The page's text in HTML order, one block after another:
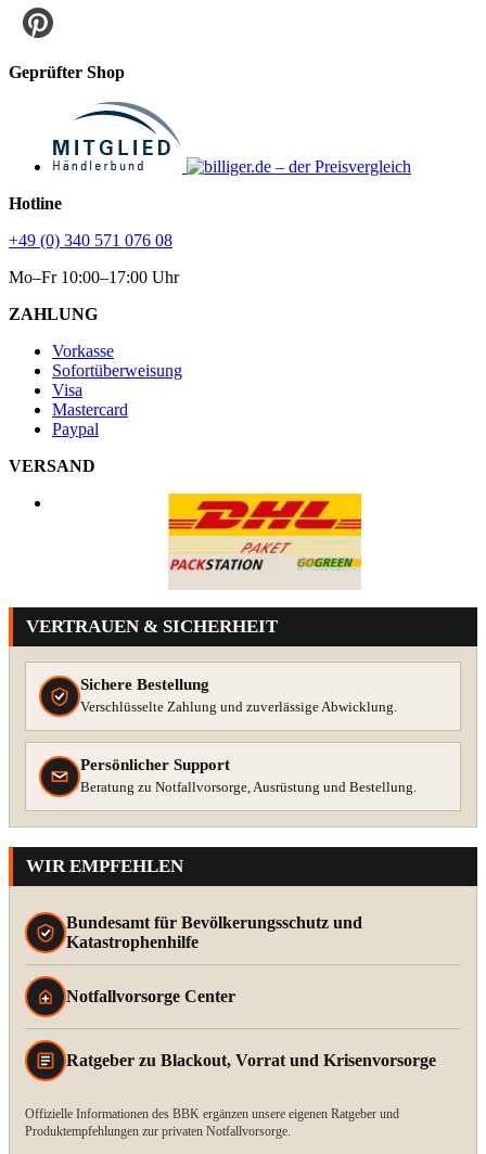
Geprüfter Shop
Hotline
+49 (0) 340 571 076 08
Mo–Fr 10:00–17:00 Uhr
ZAHLUNG
Vorkasse
Sofortüberweisung
Visa
Mastercard
Paypal
VERSAND
VERTRAUEN & SICHERHEIT
Sichere Bestellung
Verschlüsselte Zahlung und zuverlässige Abwicklung.
Persönlicher Support
Beratung zu Notfallvorsorge, Ausrüstung und Bestellung.
WIR EMPFEHLEN
Bundesamt für Bevölkerungsschutz und
Katastrophenhilfe
Notfallvorsorge Center
Ratgeber zu Blackout, Vorrat und Krisenvorsorge
Offizielle Informationen des BBK ergänzen unsere eigenen Ratgeber und
Produktempfehlungen zur privaten Notfallvorsorge.